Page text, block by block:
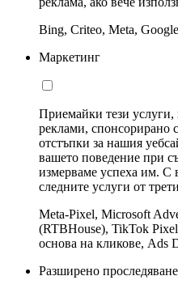
Bing, Criteo, Meta,
Маркетинг
Приемайки тези
реклами, спонсорирано
отстъпки за нашия
вашето поведение при
измерваме успеха им. С
следните услуги от
Meta-Pixel, Microsoft
(RTBHouse), TikTok
основа на кликове, Ads
Разширено